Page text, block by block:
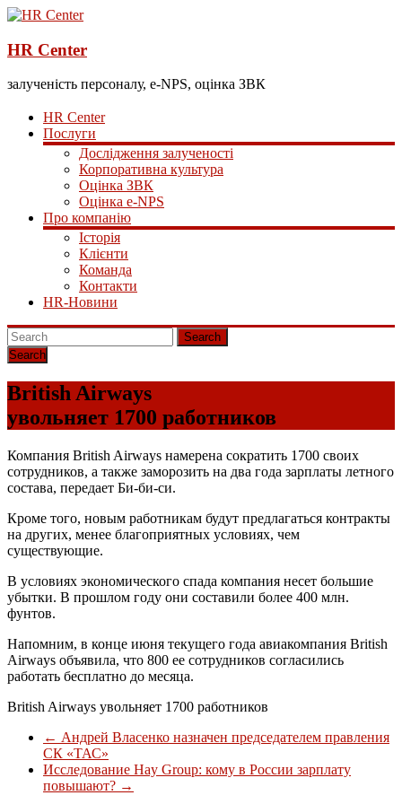
HR Center
залученість персоналу, e-NPS, оцінка ЗВК
HR Center
Послуги
Дослідження залученості
Корпоративна культура
Оцінка ЗВК
Оцінка e-NPS
Про компанію
Історія
Клієнти
Команда
Контакти
HR-Новини
Search
British Airways
увольняет 1700 работников
Компания British Airways намерена сократить 1700 своих
сотрудников, а также заморозить на два года зарплаты летного
состава, передает Би-би-си.
Кроме того, новым работникам будут предлагаться контракты
на других, менее благоприятных условиях, чем
существующие.
В условиях экономического спада компания несет большие
убытки. В прошлом году они составили более 400 млн.
фунтов.
Напомним, в конце июня текущего года авиакомпания British
Airways объявила, что 800 ее сотрудников согласились
работать бесплатно до месяца.
British Airways увольняет 1700 работников
← Андрей Власенко назначен председателем правления
СК «ТАС»
Исследование Hay Group: кому в России зарплату
повышают? →